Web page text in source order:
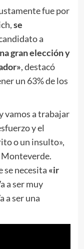
fue por
se
a
gran elección y
, destacó
un 63% de los
vamos a trabajar
y el
o un insulto»,
Monteverde.
se necesita «ir
a ser muy
a ser una